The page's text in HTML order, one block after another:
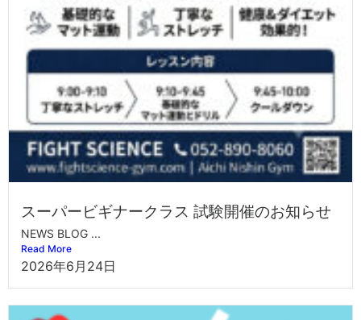
スーパービギナークラス 試験開催のお知らせ
NEWS BLOG ...
Read More
2026年6月24日